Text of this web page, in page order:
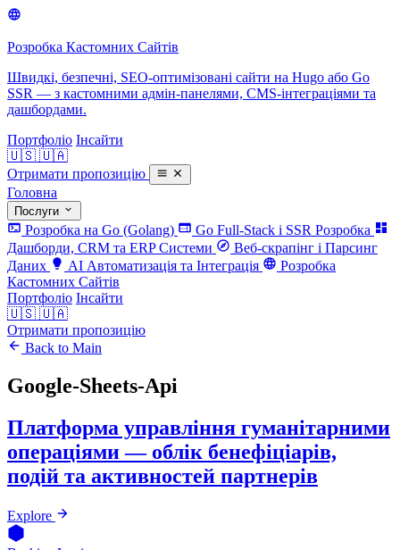
Розробка Кастомних Сайтів
Швидкі, безпечні, SEO-оптимізовані сайти на Hugo або Go
SSR — з кастомними адмін-панелями, CMS-інтеграціями та
дашбордами.
Портфоліо Інсайти
🇺🇸 🇺🇦
Отримати пропозицію
Головна
Послуги
Розробка на Go (Golang)
Go Full-Stack і SSR Розробка
Дашборди, CRM та ERP Системи
Веб-скрапінг і Парсинг
Даних
AI Автоматизація та Інтеграція
Розробка
Кастомних Сайтів
Портфоліо Інсайти
🇺🇸 🇺🇦
Отримати пропозицію
Back to Main
Google-Sheets-Api
Платформа управління гуманітарними
операціями — облік бенефіціарів,
подій та активностей партнерів
Explore